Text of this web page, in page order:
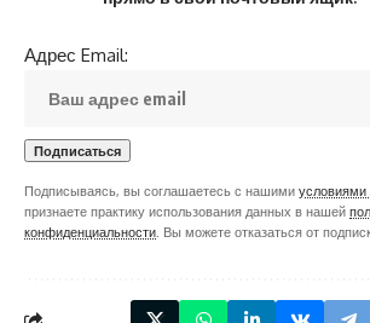
Адрес Email:
Подписываясь, вы соглашаетесь с нашими условиями
признаете практику использования данных в нашей
конфиденциальности . Вы можете отказаться от